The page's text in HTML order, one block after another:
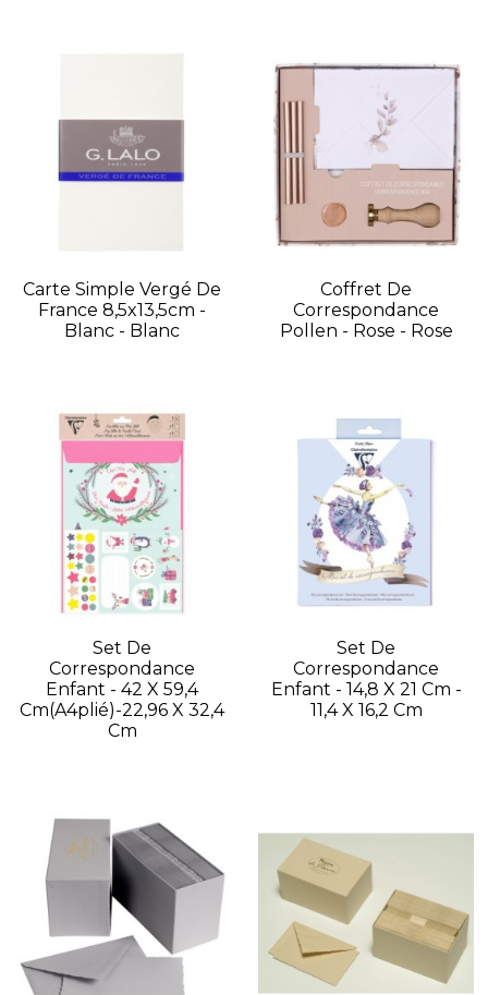
Carte Simple Vergé De
France 8,5x13,5cm -
Blanc - Blanc
Coffret De
Correspondance
Pollen - Rose - Rose
Set De
Correspondance
Enfant - 42 X 59,4
Cm(A4plié)-22,96 X 32,4
Cm
Set De
Correspondance
Enfant - 14,8 X 21 Cm -
11,4 X 16,2 Cm